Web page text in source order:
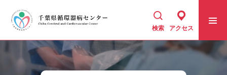
検索 アクセス
千葉県循環器病センター